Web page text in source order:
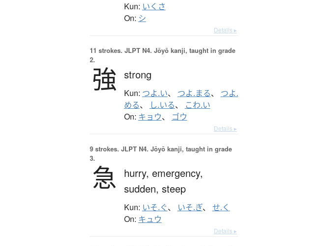
Kun: いくさ
On: シ
Details ▸
11 strokes. JLPT N4. Jōyō kanji, taught in grade
2.
強 strong
Kun: つよ.い、 つよ.まる、 つよ.
める、 し.いる、 こわ.い
On: キョウ、 ゴウ
Details ▸
9 strokes. JLPT N4. Jōyō kanji, taught in grade
3.
急 hurry, emergency,
sudden, steep
Kun: いそ.ぐ、 いそ.ぎ、 せ.く
On: キュウ
Details ▸